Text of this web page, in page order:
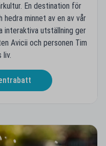
En destination för
minnet av en av vår
interaktiva utställning ger
Avicii och personen Tim
liv.